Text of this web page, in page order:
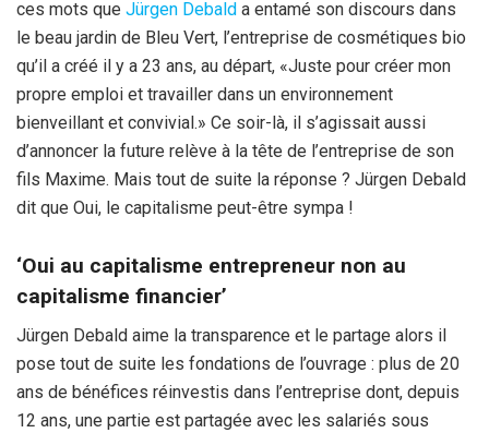
ces mots que Jürgen Debald a entamé son discours dans
le beau jardin de Bleu Vert, l’entreprise de cosmétiques bio
qu’il a créé il y a 23 ans, au départ, «Juste pour créer mon
propre emploi et travailler dans un environnement
bienveillant et convivial.» Ce soir-là, il s’agissait aussi
d’annoncer la future relève à la tête de l’entreprise de son
fils Maxime. Mais tout de suite la réponse ? Jürgen Debald
dit que Oui, le capitalisme peut-être sympa !
‘Oui au capitalisme entrepreneur non au
capitalisme financier’
Jürgen Debald aime la transparence et le partage alors il
pose tout de suite les fondations de l’ouvrage : plus de 20
ans de bénéfices réinvestis dans l’entreprise dont, depuis
12 ans, une partie est partagée avec les salariés sous